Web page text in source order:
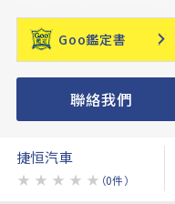
Goo鑑定書
聯絡我們
捷恒汽車
★ ★ ★ ★ ★ （0件）